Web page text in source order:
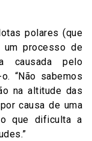
polares (que
um processo de
causada pelo
“Não sabemos
na altitude das
causa de uma
que dificulta a